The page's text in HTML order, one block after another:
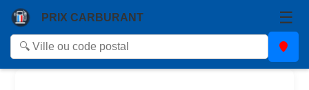
PRIX CARBURANT ☰